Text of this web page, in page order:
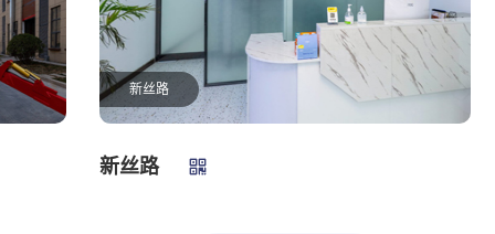
新丝路
新丝路